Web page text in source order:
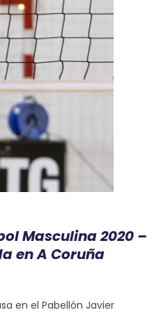
Masculina 2020 –
en A Coruña
en el Pabellón Javier